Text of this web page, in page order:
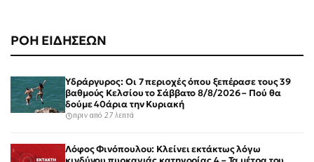
ΡΟΗ ΕΙΔΗΣΕΩΝ
Υδράργυρος: Οι 7 περιοχές όπου ξεπέρασε τους 39
βαθμούς Κελσίου το Σάββατο 8/8/2026 – Πού θα
δούμε 40άρια την Κυριακή
πριν από 27 λεπτά
Λόφος Φινόπουλου: Κλείνει εκτάκτως λόγω